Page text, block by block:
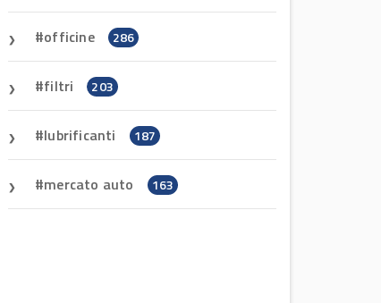
officine 286
filtri 203
lubrificanti 187
mercato auto 163